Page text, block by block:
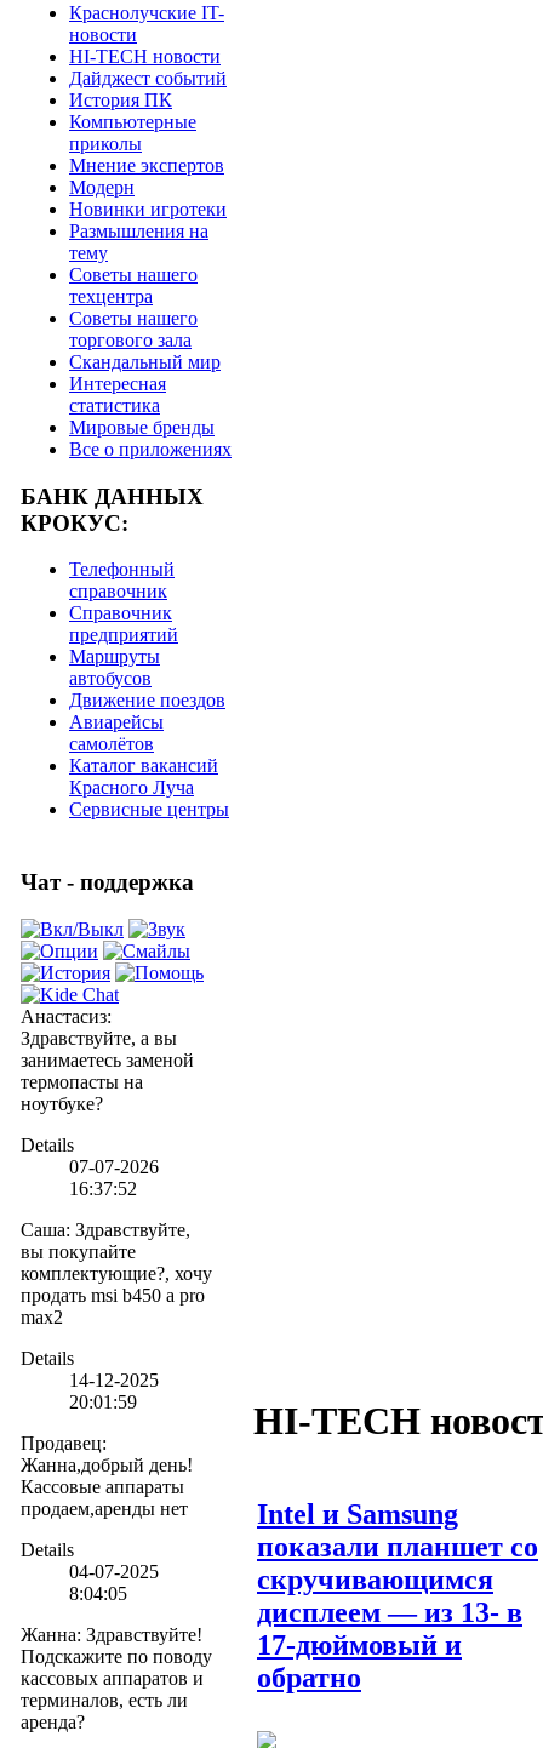
Краснолучские IT-
новости
HI-TECH новости
Дайджест событий
История ПК
Компьютерные
приколы
Мнение экспертов
Модерн
Новинки игротеки
Размышления на
тему
Советы нашего
техцентра
Советы нашего
торгового зала
Скандальный мир
Интересная
статистика
Мировые бренды
Все о приложениях
БАНК ДАННЫХ
КРОКУС:
Телефонный
справочник
Справочник
предприятий
Маршруты
автобусов
Движение поездов
Авиарейсы
самолётов
Каталог вакансий
Красного Луча
Сервисные центры
Чат - поддержка
Анастасиз:
Здравствуйте, а вы
занимаетесь заменой
термопасты на
ноутбуке?
Details
07-07-2026
16:37:52
Саша: Здравствуйте,
вы покупайте
комплектующие?, хочу
продать msi b450 a pro
max2
Details
14-12-2025
20:01:59
Продавец:
Жанна,добрый день!
Кассовые аппараты
продаем,аренды нет
Details
04-07-2025
8:04:05
Жанна: Здравствуйте!
Подскажите по поводу
кассовых аппаратов и
терминалов, есть ли
аренда?
HI-TECH
Intel и Samsung
показали планшет со
скручивающимся
дисплеем — из 13- в
17-дюймовый и
обратно